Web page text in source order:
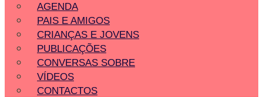
AGENDA
PAIS E AMIGOS
CRIANÇAS E JOVENS
PUBLICAÇÕES
CONVERSAS SOBRE
VÍDEOS
CONTACTOS